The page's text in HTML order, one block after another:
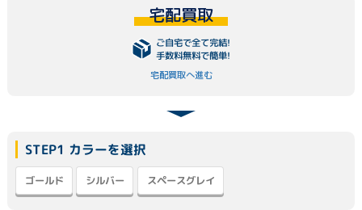
宅配買取
ご自宅で全て完結!
手数料無料で簡単!
宅配買取へ進む
STEP1 カラーを選択
ゴールド シルバー スペースグレイ